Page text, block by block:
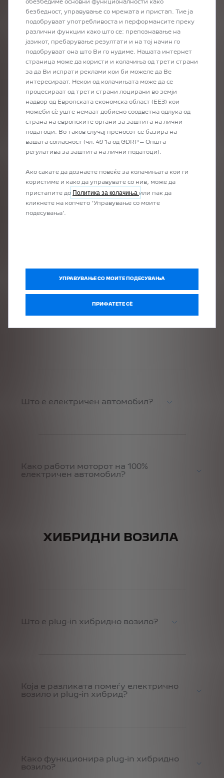
Може ли да патувам на долги
релации со електричен автомобил?
имам доволно енергија од
батеријата при долги патувања?
ЕЛЕКТРИЧНИ ВОЗИЛА
Што е електричен автомобил?
Како работи моторот на 100%
електричен автомобил?
ХИБРИДНИ ВОЗИЛА
Што е plug-in хибридно возило?
Која е разликата помеѓу електрично
возило и plug-in хибрид?
Како функционира plug-in хибридно
возило?
обезбедиме основни функционалности како
безбедност, управување со мрежата и пристап. Тие ја
подобруваат употребливоста и перформансите преку
различни функции како што се: препознавање на
јазикот, пребарување резултати и на тој начин го
подобруваат она што Ви го нудиме. Нашата интернет
страница може да користи и колачиња од трети страни
за да Ви испрати реклами кои би можеле да Ве
интересираат. Некои од колачињата може да се
процесираат од трети страни лоцирани во земји
надвор од Европската економска област (ЕЕЗ) кои
можеби сѐ уште немаат добиено соодветна одлука од
страна на европските органи за заштита на лични
податоци. Во таков случај преносот се базира на
вашата согласност (чл. 49 1а од GDRP – Општа
регулатива за заштита на лични податоци).
Ако сакате да дознаете повеќе за колачињата кои ги
користиме и како да управувате со нив, може да
пристапите до Политика за колачиња или пак да
кликнете на копчето ‘Управување со моите
подесувања’.
УПРАВУВАЊЕ СО МОИТЕ ПОДЕСУВАЊА
ПРИФАТЕТЕ СÈ